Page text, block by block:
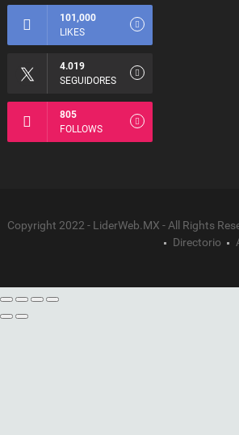
101,000
LIKES
4.019
SEGUIDORES
805
FOLLOWS
Copyright 2022 - LiderWeb.MX - All Rights
Directorio